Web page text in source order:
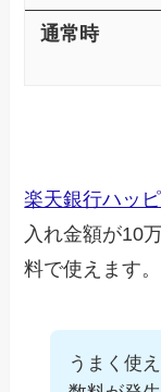
通常時
楽天銀行ハッ
入れ金額が10
料で使えます。
うまく使